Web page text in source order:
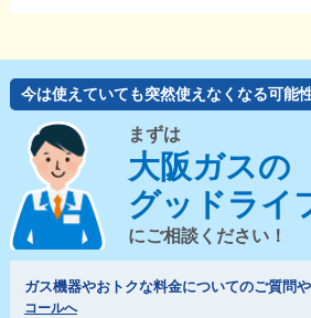
今は使えていても突然使えなくなる可能
まずは
大阪ガスの
グッドライ
にご相談ください！
ガス機器やおトクな料金についてのご質問
コールへ